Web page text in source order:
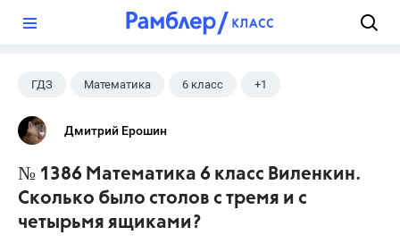
ГДЗ Математика 6 класс +1
Виленкин Н.Я.
Дмитрий Ерошин
№ 1386 Математика 6 класс Виленкин.
Сколько было столов с тремя и с
четырьмя ящиками?